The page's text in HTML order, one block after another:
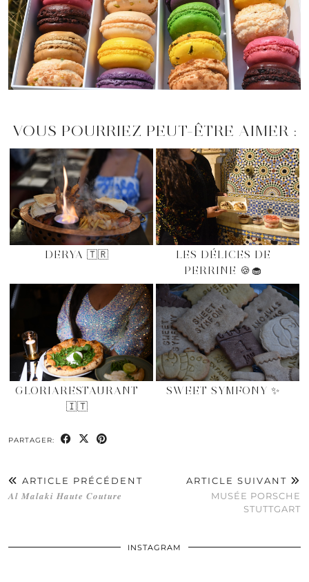
VOUS POURRIEZ PEUT-ÊTRE AIMER :
DERYA 🇹🇷
LES DÉLICES DE
PERRINE 🍪🧁
GLORIARESTAURANT
🇮🇹
SWEET SYMFONY ✨
PARTAGER:
ARTICLE PRÉCÉDENT
𝑨𝒍 𝑴𝒂𝒍𝒂𝒌𝒊 𝑯𝒂𝒖𝒕𝒆 𝑪𝒐𝒖𝒕𝒖𝒓𝒆
ARTICLE SUIVANT
MUSÉE PORSCHE
STUTTGART
INSTAGRAM